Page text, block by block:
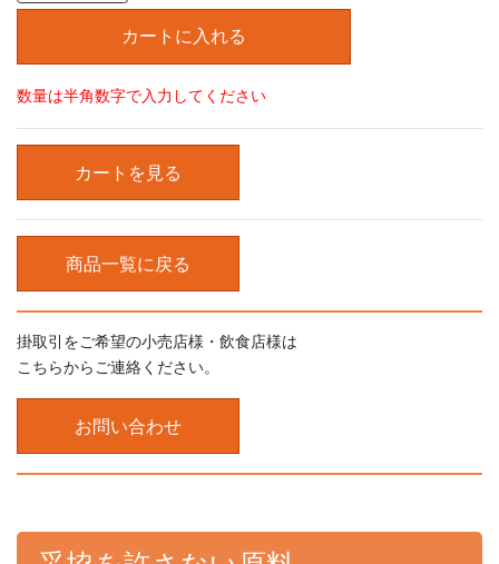
数量は半角数字で入力してください
カートを見る
商品一覧に戻る
掛取引をご希望の小売店様・飲食店様は
こちらからご連絡ください。
お問い合わせ